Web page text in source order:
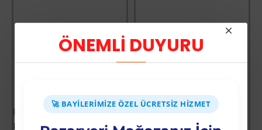
ÖNEMLİ DUYURU
🚀 BAYILERIMIZE ÖZEL ÜCRETSIZ HIZMET
Kırmızı Renk Likralı 23 Nisan 29 Ekim 19 Mayıs Gösteri Bando Eldiveni 10 Çift ( 20 Adet )
-64 %